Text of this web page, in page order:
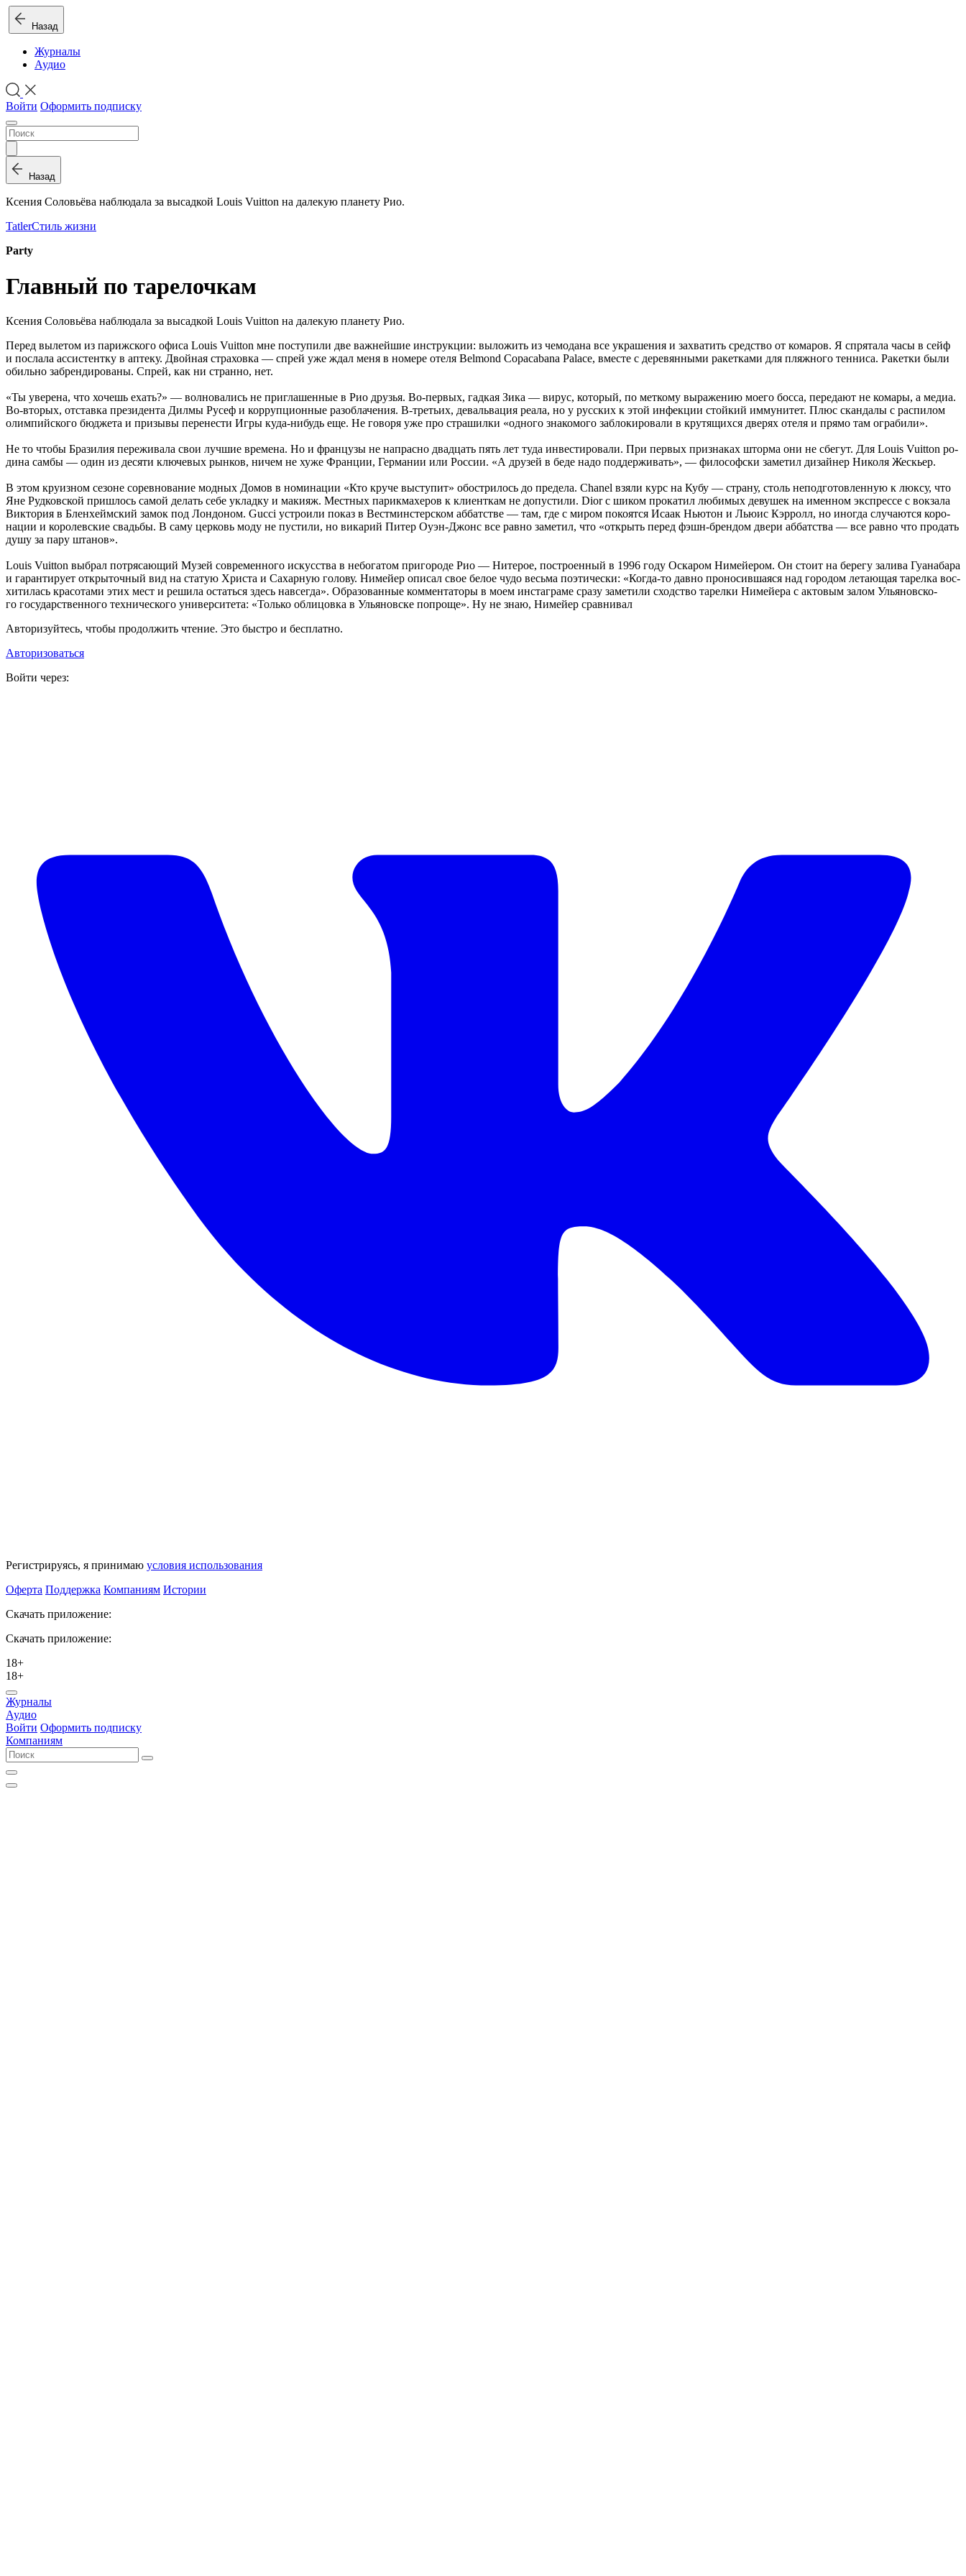
Назад
Журналы
Аудио
Войти Оформить подписку
Назад
Ксения Соловьё­ва на­блю­да­ла за вы­сад­кой Louis Vuitton на да­ле­кую пла­не­ту Рио.
TatlerСтиль жизни
Party
Главный по тарелочкам
Ксения Соловьё­ва на­блю­да­ла за вы­сад­кой Louis Vuitton на да­ле­кую пла­не­ту Рио.
Перед вы­ле­том из па­риж­ско­го офи­са Louis Vuitton мне по­сту­пи­ли две важ­ней­шие ин­струк­ции: вы­ло­жить из че­мо­да­на все укра­ше­ния и за­хва­тить сред­ство от ко­ма­ров. Я спря­та­ла часы в сейф
и по­сла­ла ас­си­стент­ку в ап­те­ку. Двойная стра­хов­ка — спрей уже ждал меня в но­ме­ре оте­ля Belmond Copacabana Palace, вме­сте с де­ре­вян­ны­ми ра­кет­ка­ми для пляж­но­го тен­ни­са. Ракет­ки были
обиль­но за­брен­ди­ро­ва­ны. Спрей, как ни стран­но, нет.
«Ты уве­ре­на, что хо­чешь ехать?» — вол­но­ва­лись не при­гла­шен­ные в Рио дру­зья. Во‑пер­вых, гад­кая Зика — ви­рус, ко­то­рый, по мет­ко­му вы­ра­же­нию мо­е­го бос­са, пе­ре­да­ют не ко­ма­ры, а ме­диа.
Во‑вто­рых, от­став­ка пре­зи­ден­та Дилмы Русеф и кор­руп­ци­он­ные раз­об­ла­че­ния. В‑тре­тьих, де­валь­ва­ция ре­а­ла, но у рус­ских к этой ин­фек­ции стой­кий им­му­ни­тет. Плюс скан­да­лы с рас­пи­лом
олим­пий­ско­го бюд­же­та и при­зы­вы пе­ре­не­сти Игры куда-ни­будь еще. Не го­во­ря уже про стра­шил­ки «од­но­го зна­ко­мо­го за­бло­ки­ро­ва­ли в кру­тя­щих­ся две­рях оте­ля и пря­мо там ограбили».
Не то чтобы Брази­лия пе­ре­жи­ва­ла свои луч­шие вре­ме­на. Но и фран­цу­зы не на­прас­но два­дцать пять лет туда ин­ве­сти­ро­ва­ли. При пер­вых при­зна­ках штор­ма они не сбе­гут. Для Louis Vuitton ро­
ди­на сам­бы — один из де­ся­ти клю­че­вых рын­ков, ни­чем не хуже Франции, Герма­нии или России. «А дру­зей в беде надо под­дер­жи­вать», — фило­соф­ски за­ме­тил ди­зай­нер Николя Жескьер.
В этом кру­из­ном се­зоне со­рев­но­ва­ние мод­ных Домов в но­ми­на­ции «Кто кру­че вы­сту­пит» обост­ри­лось до пре­де­ла. Chanel взя­ли курс на Кубу — стра­ну, столь непод­го­тов­лен­ную к люк­су, что
Яне Рудков­ской при­шлось са­мой де­лать себе уклад­ку и ма­ки­яж. Местных па­рик­махе­ров к кли­ент­кам не до­пу­сти­ли. Dior с ши­ком про­ка­тил лю­би­мых де­ву­шек на имен­ном экс­прес­се с вок­за­ла
Викто­рия в Бленхейм­ский за­мок под Лондо­ном. Gucci устро­и­ли по­каз в Вестмин­стер­ском аб­бат­стве — там, где с ми­ром по­ко­ят­ся Исаак Ньютон и Льюис Кэрролл, но ино­гда слу­ча­ют­ся ко­ро­
на­ции и ко­ролев­ские свадь­бы. В саму цер­ковь моду не пу­сти­ли, но ви­ка­рий Питер Оуэн-Джонс все рав­но за­ме­тил, что «от­крыть пе­ред фэшн-брен­дом две­ри аб­бат­ства — все рав­но что про­дать
душу за пару штанов».
Louis Vuitton вы­брал по­тря­са­ю­щий Музей совре­мен­но­го ис­кус­ства в небо­га­том при­го­ро­де Рио — Нитерое, по­стро­ен­ный в 1996 году Оскаром Нимей­е­ром. Он сто­ит на бе­ре­гу за­ли­ва Гуана­ба­ра
и га­ран­ти­ру­ет от­кры­точ­ный вид на ста­тую Христа и Сахар­ную го­ло­ву. Нимей­ер опи­сал свое бе­лое чудо весь­ма по­э­ти­че­ски: «Когда‑то дав­но про­но­сив­ша­я­ся над го­ро­дом ле­та­ю­щая та­рел­ка вос­
хи­ти­лась кра­со­та­ми этих мест и ре­ши­ла остать­ся здесь на­все­гда». Образо­ван­ные ком­мен­та­то­ры в моем ин­ста­гра­ме сра­зу за­ме­ти­ли сход­ство та­рел­ки Нимей­е­ра с ак­то­вым за­лом Ульянов­ско­
го го­судар­ствен­но­го тех­ни­че­ско­го уни­вер­си­те­та: «Только об­ли­цов­ка в Ульянов­ске по­про­ще». Ну не знаю, Нимей­ер срав­ни­вал
Авторизуйтесь, чтобы продолжить чтение. Это быстро и бесплатно.
Авторизоваться
Войти через:
Регистрируясь, я принимаю условия использования
Оферта Поддержка Компаниям Истории
Скачать приложение:
Скачать приложение:
18+
18+
Журналы
Аудио
Войти Оформить подписку
Компаниям